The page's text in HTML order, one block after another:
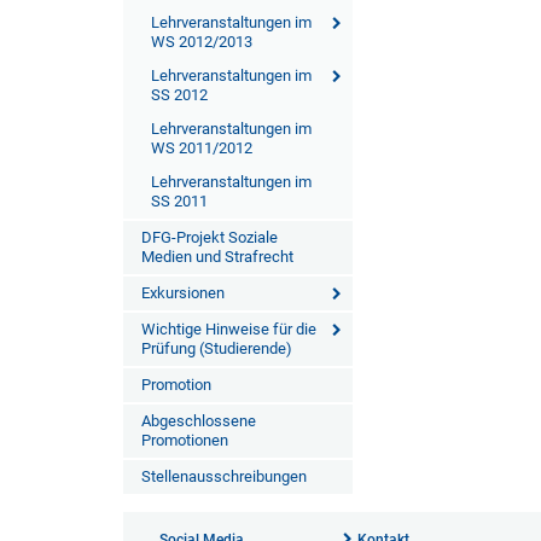
Lehrveranstaltungen im
WS 2012/2013
Lehrveranstaltungen im
SS 2012
Lehrveranstaltungen im
WS 2011/2012
Lehrveranstaltungen im
SS 2011
DFG-Projekt Soziale
Medien und Strafrecht
Exkursionen
Wichtige Hinweise für die
Prüfung (Studierende)
Promotion
Abgeschlossene
Promotionen
Stellenausschreibungen